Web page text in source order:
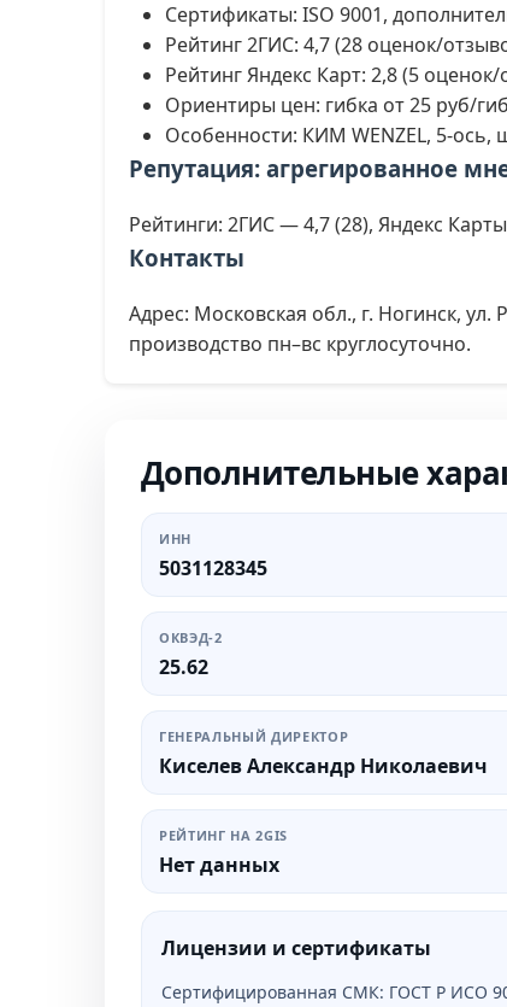
Сертификаты: ISO 9001,
Рейтинг 2ГИС: 4,7 (28 оценок/
Рейтинг Яндекс Карт: 2,8 (5
Ориентиры цен: гибка от 25 руб/
Особенности: КИМ WENZEL, 5-
Репутация: агрегированное
Рейтинги: 2ГИС — 4,7 (28), Яндекс
Контакты
Адрес: Московская обл., г. Ногинск,
производство пн–вс круглосуточно.
Дополнительные
ИНН
5031128345
ОКВЭД-2
25.62
ГЕНЕРАЛЬНЫЙ ДИРЕКТОР
Киселев Александр Николаевич
РЕЙТИНГ НА 2GIS
Нет данных
Лицензии и сертификаты
Сертифицированная СМК: ГОСТ Р ИСО